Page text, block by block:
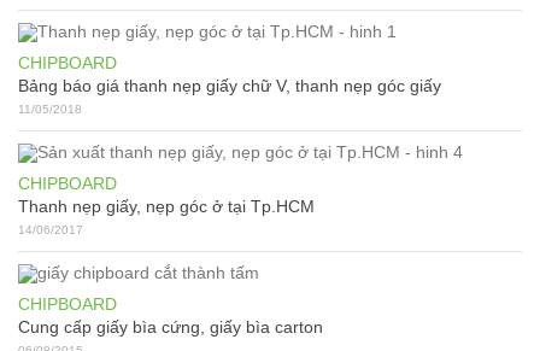
CHIPBOARD
Bảng báo giá thanh nẹp giấy chữ V, thanh nẹp góc giấy
11/05/2018
CHIPBOARD
Thanh nẹp giấy, nẹp góc ở tại Tp.HCM
14/06/2017
CHIPBOARD
Cung cấp giấy bìa cứng, giấy bìa carton